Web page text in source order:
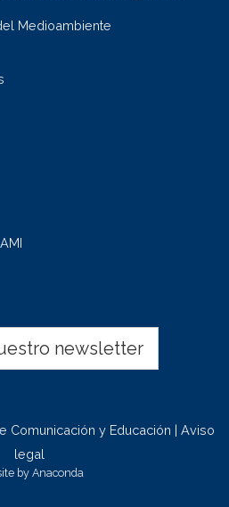
Medioambiente
newsletter
Comunicación y Educación | Aviso
legal
by Anaconda